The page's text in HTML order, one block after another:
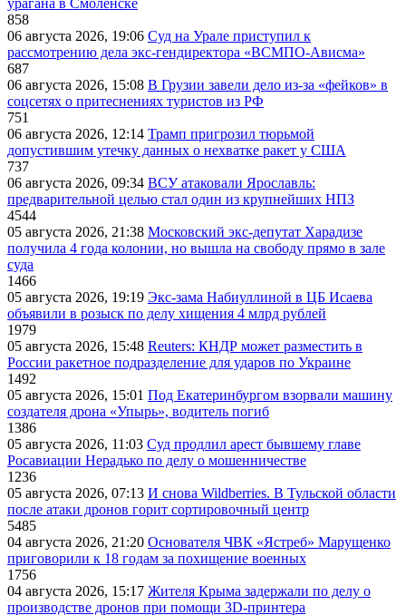
урагана в Смоленске
858
06 августа 2026, 19:06 Суд на Урале приступил к
рассмотрению дела экс-гендиректора «ВСМПО-Ависма»
687
06 августа 2026, 15:08 В Грузии завели дело из-за «фейков» в
соцсетях о притеснениях туристов из РФ
751
06 августа 2026, 12:14 Трамп пригрозил тюрьмой
допустившим утечку данных о нехватке ракет у США
737
06 августа 2026, 09:34 ВСУ атаковали Ярославль:
предварительной целью стал один из крупнейших НПЗ
4544
05 августа 2026, 21:38 Московский экс-депутат Харадизе
получила 4 года колонии, но вышла на свободу прямо в зале
суда
1466
05 августа 2026, 19:19 Экс-зама Набиуллиной в ЦБ Исаева
объявили в розыск по делу хищения 4 млрд рублей
1979
05 августа 2026, 15:48 Reuters: КНДР может разместить в
России ракетное подразделение для ударов по Украине
1492
05 августа 2026, 15:01 Под Екатеринбургом взорвали машину
создателя дрона «Упырь», водитель погиб
1386
05 августа 2026, 11:03 Суд продлил арест бывшему главе
Росавиации Нерадько по делу о мошенничестве
1236
05 августа 2026, 07:13 И снова Wildberries. В Тульской области
после атаки дронов горит сортировочный центр
5485
04 августа 2026, 21:20 Основателя ЧВК «Ястреб» Марущенко
приговорили к 18 годам за похищение военных
1756
04 августа 2026, 15:17 Жителя Крыма задержали по делу о
производстве дронов при помощи 3D‑принтера